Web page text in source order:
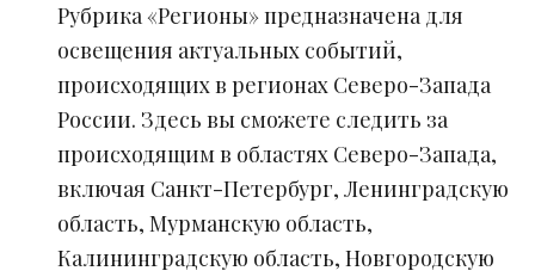
Рубрика «Регионы» предназначена для
освещения актуальных событий,
происходящих в регионах Северо-Запада
России. Здесь вы сможете следить за
происходящим в областях Северо-Запада,
включая Санкт-Петербург, Ленинградскую
область, Мурманскую область,
Калининградскую область, Новгородскую